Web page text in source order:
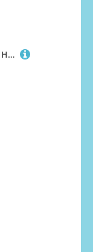
dPois Damen Teufel Kostüm Halloween Vampir Kapuze Kleid Vokuhila Kleider mit Kapuze Gürtel Mottoparty Fasching Kostüm Gothic Punk Kleidung Schwarz XL